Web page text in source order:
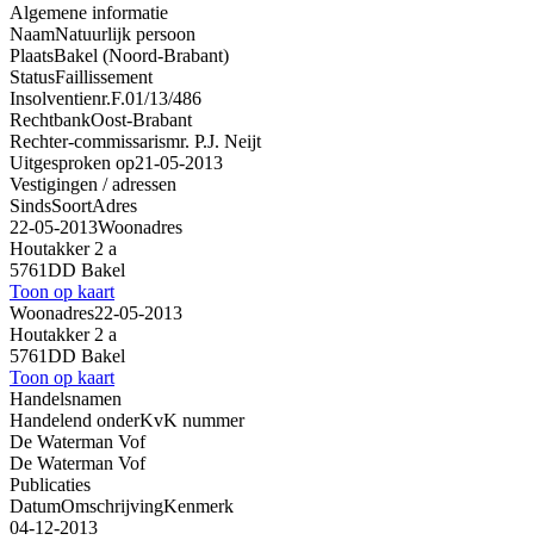
Algemene informatie
NaamNatuurlijk persoon
PlaatsBakel (Noord-Brabant)
StatusFaillissement
Insolventienr.F.01/13/486
RechtbankOost-Brabant
Rechter-commissarismr. P.J. Neijt
Uitgesproken op21-05-2013
Vestigingen / adressen
SindsSoortAdres
22-05-2013Woonadres
Houtakker 2 a
5761DD Bakel
Toon op kaart
Woonadres22-05-2013
Houtakker 2 a
5761DD Bakel
Toon op kaart
Handelsnamen
Handelend onderKvK nummer
De Waterman Vof
De Waterman Vof
Publicaties
DatumOmschrijvingKenmerk
04-12-2013